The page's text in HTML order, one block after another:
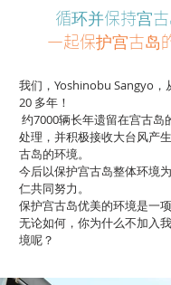
循环并保持宫古
一起保护宫古岛
我们，Yoshinobu Sangyo，
20 多年！
约7000辆长年遗留在宫古
处理，并积极接收大台风产
古岛的环境。
今后以保护宫古岛整体环境
仁共同努力。
保护宫古岛优美的环境是一
无论如何，你为什么不加入
境呢？